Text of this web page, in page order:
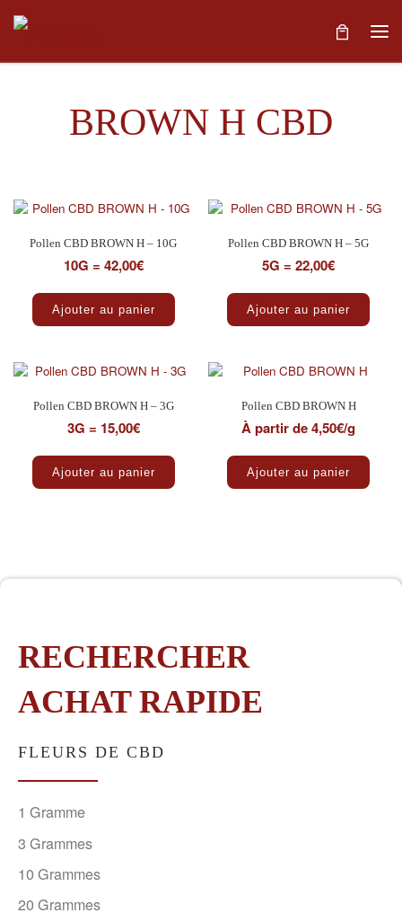
Skip to content
BROWN H CBD
Pollen CBD BROWN H – 10G
10G = 42,00€
Ajouter au panier
Pollen CBD BROWN H – 5G
5G = 22,00€
Ajouter au panier
Pollen CBD BROWN H – 3G
3G = 15,00€
Ajouter au panier
Pollen CBD BROWN H
À partir de 4,50€/g
Ajouter au panier
RECHERCHER
ACHAT RAPIDE
FLEURS DE CBD
1 Gramme
3 Grammes
10 Grammes
20 Grammes